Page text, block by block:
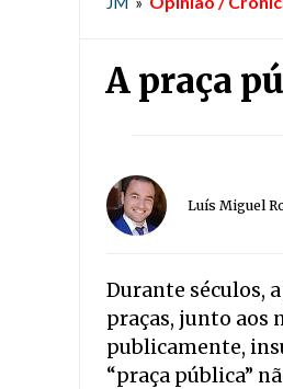
A praça
Luís Miguel
Durante séculos,
praças, junto aos
publicamente,
“praça pública”